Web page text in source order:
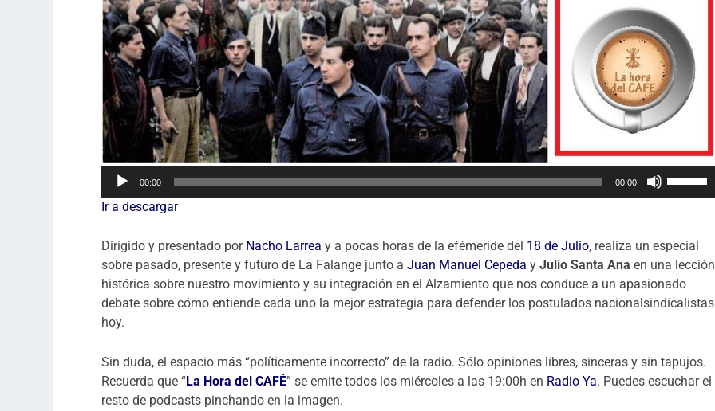
Reproductor
audio
00:00 00:00
i
z
a
l
t
e
Ir a descargar
Dirigido y presentado por Nacho Larrea y a pocas horas de la efémeride del 18 de Julio, realiza un especial
sobre pasado, presente y futuro de La Falange junto aJuan Manuel Cepeda yJulio Santa Ana en una lección
histórica sobre nuestro movimiento y su integración en el Alzamiento que nos conduce a un apasionado
debate sobre cómo entiende cada uno la mejor estrategia para defender los postulados nacionalsindicalistas
hoy.
Sin duda, el espacio más “políticamente incorrecto” de la radio. Sólo opiniones libres, sinceras y sin tapujos.
Recuerda que “La Hora del CAFÉ” se emite todos los miércoles a las 19:00h en Radio Ya. Puedes escuchar el
resto de podcasts pinchando en la imagen.